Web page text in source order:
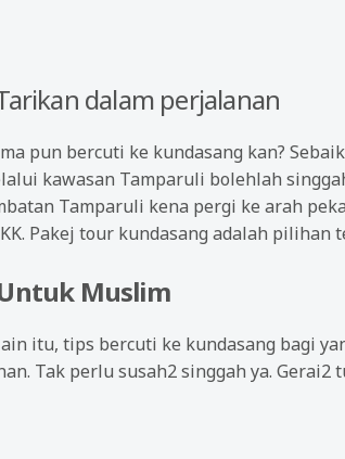
dalam perjalanan
pun bercuti ke kundasang kan?
kawasan Tamparuli bolehlah
Tamparuli kena pergi ke arah
Pakej tour kundasang adalah pilihan
Muslim
itu, tips bercuti ke kundasang bagi
Tak perlu susah2 singgah ya.